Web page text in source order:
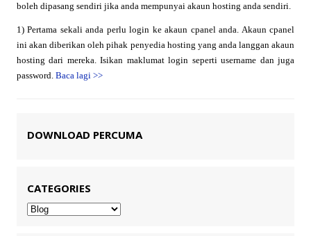
boleh dipasang sendiri jika anda mempunyai akaun hosting anda sendiri.
1) Pertama sekali anda perlu login ke akaun cpanel anda. Akaun cpanel
ini akan diberikan oleh pihak penyedia hosting yang anda langgan akaun
hosting dari mereka. Isikan maklumat login seperti username dan juga
password. Baca lagi >>
DOWNLOAD PERCUMA
CATEGORIES
Categories